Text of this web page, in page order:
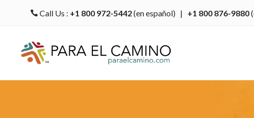
Call Us : +1 800 972-5442(en español) | +1 800 876-9880